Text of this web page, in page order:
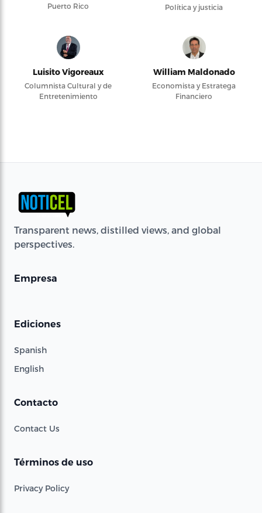
Puerto Rico
Política y justicia
Luisito Vigoreaux
Columnista Cultural y de
Entretenimiento
William Maldonado
Economista y Estratega
Financiero
Transparent news, distilled views, and global
perspectives.
Empresa
Ediciones
Spanish
English
Contacto
Contact Us
Términos de uso
Privacy Policy